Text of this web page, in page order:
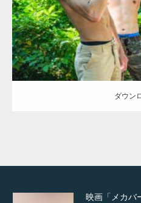
ダウンロード
ダウン
NHK「所さん
た（6/8放送）
映画「メカバ